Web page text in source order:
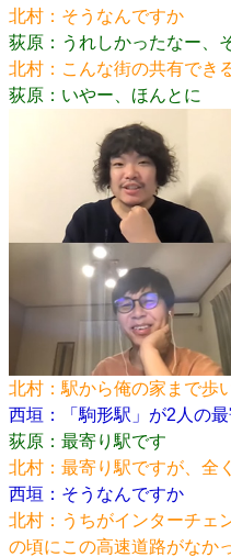
北村：そうなんですか
荻原：うれしかったなー、
北村：こんな街の共有でき
荻原：いやー、ほんとに
北村：駅から俺の家まで歩
西垣：「駒形駅」が2人の
荻原：最寄り駅です
北村：最寄り駅ですが、全
西垣：そうなんですか
北村：うちがインターチェ
の頃にこの高速道路がなか